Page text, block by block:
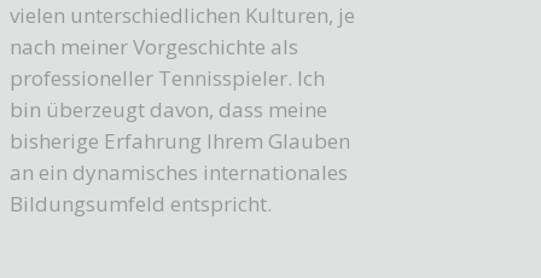
vielen unterschiedlichen Kulturen, je
nach meiner Vorgeschichte als
professioneller Tennisspieler. Ich
bin überzeugt davon, dass meine
bisherige Erfahrung Ihrem Glauben
an ein dynamisches internationales
Bildungsumfeld entspricht.